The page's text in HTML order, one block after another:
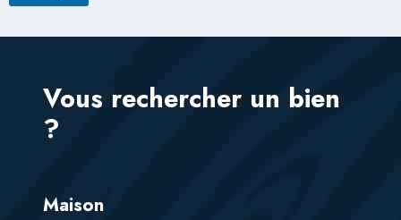
Vous rechercher un bien
?
Maison